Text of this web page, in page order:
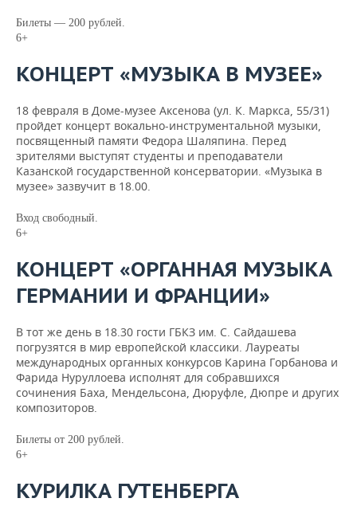
Билеты — 200 рублей.
6+
КОНЦЕРТ «МУЗЫКА В МУЗЕЕ»
18 февраля в Доме-музее Аксенова (ул. К. Маркса, 55/31)
пройдет концерт вокально-инструментальной музыки,
посвященный памяти Федора Шаляпина. Перед
зрителями выступят студенты и преподаватели
Казанской государственной консерватории. «Музыка в
музее» зазвучит в 18.00.
Вход свободный.
6+
КОНЦЕРТ «ОРГАННАЯ МУЗЫКА
ГЕРМАНИИ И ФРАНЦИИ»
В тот же день в 18.30 гости ГБКЗ им. С. Сайдашева
погрузятся в мир европейской классики. Лауреаты
международных органных конкурсов Карина Горбанова и
Фарида Нуруллоева исполнят для собравшихся
сочинения Баха, Мендельсона, Дюруфле, Дюпре и других
композиторов.
Билеты от 200 рублей.
6+
КУРИЛКА ГУТЕНБЕРГА